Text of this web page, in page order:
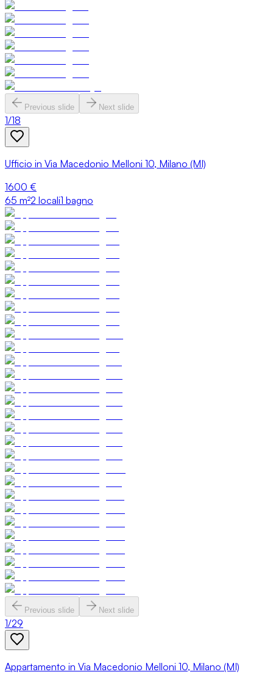
Previous slide Next slide
1/18
Ufficio in Via Macedonio Melloni 10, Milano (MI)
1600 €
65 m²2 locali1 bagno
Previous slide Next slide
1/29
Appartamento in Via Macedonio Melloni 10, Milano (MI)